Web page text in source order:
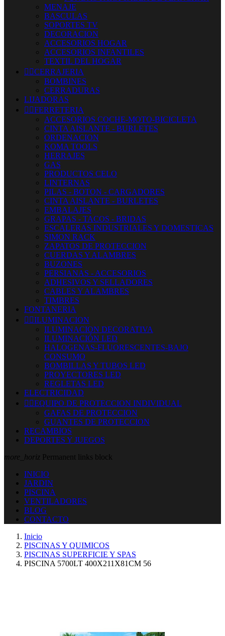
MENAJE
BASCULAS
SOPORTES TV
DECORACION
ACCESORIOS HOGAR
ACCESORIOS INFANTILES
TEXTIL DEL HOGAR
 CERRAJERIA
BOMBINES
CERRADURAS
LIJADORAS
 FERRETERIA
ACCESORIOS COCHE-MOTO-BICICLETA
CINTA AISLANTE - BURLETES
ORDENACION
KOMA TOOLS
HERRAJES
GAS
PRODUCTOS CELO
LINTERNAS
PILAS - BOTON - CARGADORES
CINTA AISLANTE - BURLETES
EMBALAJES
GRAPAS - TACOS - BRIDAS
ESCALERAS INDUSTRIALES Y DOMESTICAS
SIMON RACK
ZAPATOS DE PROTECCION
CUERDAS Y ALAMBRES
BUZONES
PERSIANAS - ACCESORIOS
ADHESIVOS Y SELLADORES
CABLES Y ALAMBRES
TIMBRES
FONTANERIA
 ILUMINACION
ILUMINACION DECORATIVA
ILUMINACIÓN LED
HALOGENAS-FLUORESCENTES-BAJO
CONSUMO
BOMBILLAS Y TUBOS LED
PROYECTORES LED
REGLETAS LED
ELECTRICIDAD
 EQUIPO DE PROTECCION INDIVIDUAL
GAFAS DE PROTECCION
GUANTES DE PROTECCION
RECAMBIOS
DEPORTES Y JUEGOS
more_horiz Permanent links block
INICIO
JARDIN
PISCINA
VENTILADORES
BLOG
CONTACTO
Inicio
PISCINAS Y QUIMICOS
PISCINAS SUPERFICIE Y SPAS
PISCINA 5700LT 400X211X81CM 56